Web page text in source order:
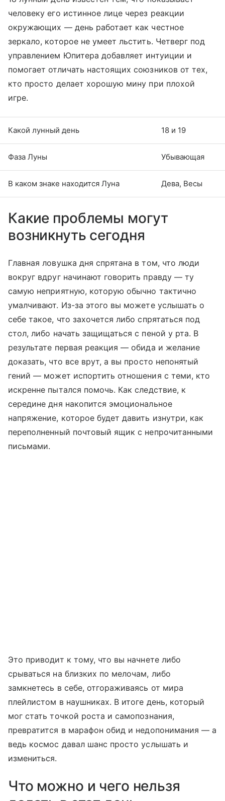
человеку его истинное лице через реакции
окружающих — день работает как честное
зеркало, которое не умеет льстить. Четверг под
управлением Юпитера добавляет интуиции и
помогает отличать настоящих союзников от тех,
кто просто делает хорошую мину при плохой
игре.
Какой лунный день 18 и 19
Фаза Луны Убывающая
В каком знаке находится Луна Дева, Весы
Какие проблемы могут
возникнуть сегодня
Главная ловушка дня спрятана в том, что люди
вокруг вдруг начинают говорить правду — ту
самую неприятную, которую обычно тактично
умалчивают. Из-за этого вы можете услышать о
себе такое, что захочется либо спрятаться под
стол, либо начать защищаться с пеной у рта. В
результате первая реакция — обида и желание
доказать, что все врут, а вы просто непонятый
гений — может испортить отношения с теми, кто
искренне пытался помочь. Как следствие, к
середине дня накопится эмоциональное
напряжение, которое будет давить изнутри, как
переполненный почтовый ящик с непрочитанными
письмами.
Это приводит к тому, что вы начнете либо
срываться на близких по мелочам, либо
замкнетесь в себе, отгораживаясь от мира
плейлистом в наушниках. В итоге день, который
мог стать точкой роста и самопознания,
превратится в марафон обид и недопонимания — а
ведь космос давал шанс просто услышать и
измениться.
Что можно и чего нельзя